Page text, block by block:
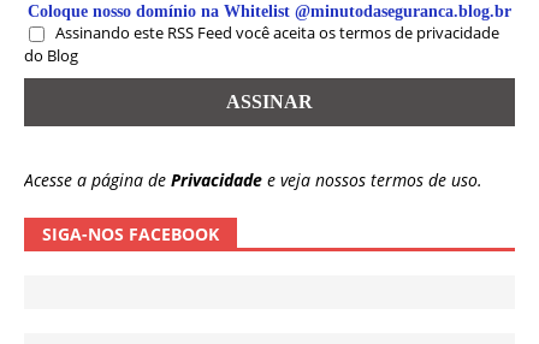
Coloque nosso domínio na Whitelist @minutodaseguranca.blog.br
Assinando este RSS Feed você aceita os termos de privacidade
do Blog
Acesse a página de Privacidade e veja nossos termos de uso.
SIGA-NOS FACEBOOK